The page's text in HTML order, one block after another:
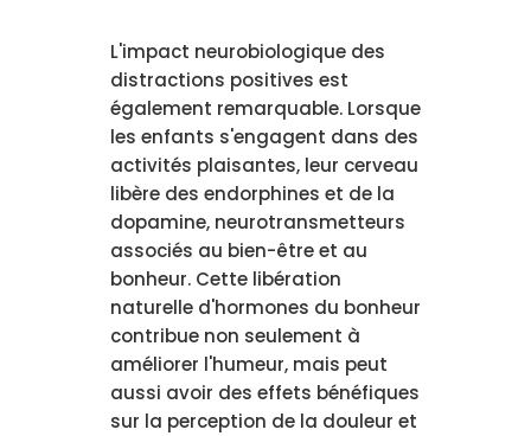
L'impact neurobiologique des
distractions positives est
également remarquable. Lorsque
les enfants s'engagent dans des
activités plaisantes, leur cerveau
libère des endorphines et de la
dopamine, neurotransmetteurs
associés au bien-être et au
bonheur. Cette libération
naturelle d'hormones du bonheur
contribue non seulement à
améliorer l'humeur, mais peut
aussi avoir des effets bénéfiques
sur la perception de la douleur et